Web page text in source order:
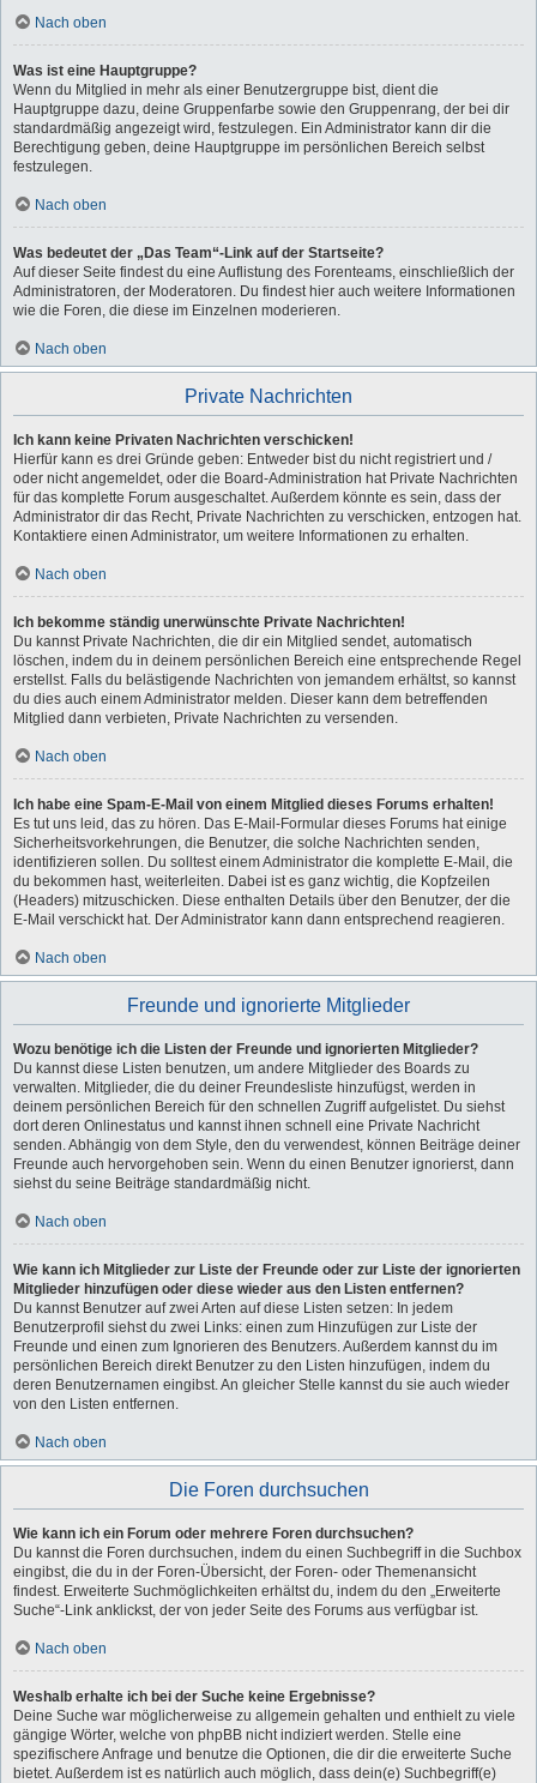
Nach oben
Was ist eine Hauptgruppe?
Wenn du Mitglied in mehr als einer Benutzergruppe bist, dient die
Hauptgruppe dazu, deine Gruppenfarbe sowie den Gruppenrang, der bei dir
standardmäßig angezeigt wird, festzulegen. Ein Administrator kann dir die
Berechtigung geben, deine Hauptgruppe im persönlichen Bereich selbst
festzulegen.
Nach oben
Was bedeutet der „Das Team“-Link auf der Startseite?
Auf dieser Seite findest du eine Auflistung des Forenteams, einschließlich der
Administratoren, der Moderatoren. Du findest hier auch weitere Informationen
wie die Foren, die diese im Einzelnen moderieren.
Nach oben
Private Nachrichten
Ich kann keine Privaten Nachrichten verschicken!
Hierfür kann es drei Gründe geben: Entweder bist du nicht registriert und /
oder nicht angemeldet, oder die Board-Administration hat Private Nachrichten
für das komplette Forum ausgeschaltet. Außerdem könnte es sein, dass der
Administrator dir das Recht, Private Nachrichten zu verschicken, entzogen hat.
Kontaktiere einen Administrator, um weitere Informationen zu erhalten.
Nach oben
Ich bekomme ständig unerwünschte Private Nachrichten!
Du kannst Private Nachrichten, die dir ein Mitglied sendet, automatisch
löschen, indem du in deinem persönlichen Bereich eine entsprechende Regel
erstellst. Falls du belästigende Nachrichten von jemandem erhältst, so kannst
du dies auch einem Administrator melden. Dieser kann dem betreffenden
Mitglied dann verbieten, Private Nachrichten zu versenden.
Nach oben
Ich habe eine Spam-E-Mail von einem Mitglied dieses Forums erhalten!
Es tut uns leid, das zu hören. Das E-Mail-Formular dieses Forums hat einige
Sicherheitsvorkehrungen, die Benutzer, die solche Nachrichten senden,
identifizieren sollen. Du solltest einem Administrator die komplette E-Mail, die
du bekommen hast, weiterleiten. Dabei ist es ganz wichtig, die Kopfzeilen
(Headers) mitzuschicken. Diese enthalten Details über den Benutzer, der die
E-Mail verschickt hat. Der Administrator kann dann entsprechend reagieren.
Nach oben
Freunde und ignorierte Mitglieder
Wozu benötige ich die Listen der Freunde und ignorierten Mitglieder?
Du kannst diese Listen benutzen, um andere Mitglieder des Boards zu
verwalten. Mitglieder, die du deiner Freundesliste hinzufügst, werden in
deinem persönlichen Bereich für den schnellen Zugriff aufgelistet. Du siehst
dort deren Onlinestatus und kannst ihnen schnell eine Private Nachricht
senden. Abhängig von dem Style, den du verwendest, können Beiträge deiner
Freunde auch hervorgehoben sein. Wenn du einen Benutzer ignorierst, dann
siehst du seine Beiträge standardmäßig nicht.
Nach oben
Wie kann ich Mitglieder zur Liste der Freunde oder zur Liste der ignorierten
Mitglieder hinzufügen oder diese wieder aus den Listen entfernen?
Du kannst Benutzer auf zwei Arten auf diese Listen setzen: In jedem
Benutzerprofil siehst du zwei Links: einen zum Hinzufügen zur Liste der
Freunde und einen zum Ignorieren des Benutzers. Außerdem kannst du im
persönlichen Bereich direkt Benutzer zu den Listen hinzufügen, indem du
deren Benutzernamen eingibst. An gleicher Stelle kannst du sie auch wieder
von den Listen entfernen.
Nach oben
Die Foren durchsuchen
Wie kann ich ein Forum oder mehrere Foren durchsuchen?
Du kannst die Foren durchsuchen, indem du einen Suchbegriff in die Suchbox
eingibst, die du in der Foren-Übersicht, der Foren- oder Themenansicht
findest. Erweiterte Suchmöglichkeiten erhältst du, indem du den „Erweiterte
Suche“-Link anklickst, der von jeder Seite des Forums aus verfügbar ist.
Nach oben
Weshalb erhalte ich bei der Suche keine Ergebnisse?
Deine Suche war möglicherweise zu allgemein gehalten und enthielt zu viele
gängige Wörter, welche von phpBB nicht indiziert werden. Stelle eine
spezifischere Anfrage und benutze die Optionen, die dir die erweiterte Suche
bietet. Außerdem ist es natürlich auch möglich, dass dein(e) Suchbegriff(e)